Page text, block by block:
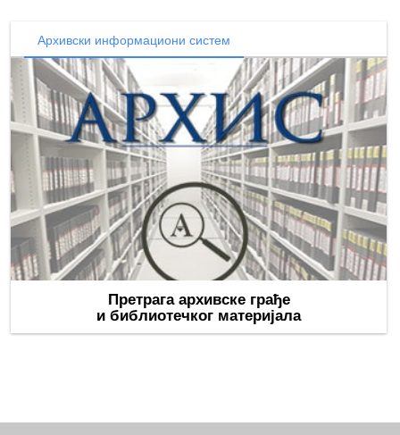
Архивски информациони систем
Претрага архивске грађе
и библиотечког материјала